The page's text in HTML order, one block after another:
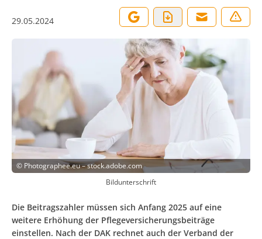
29.05.2024
© Photographee.eu – stock.adobe.com
Bildunterschrift
Die Beitragszahler müssen sich Anfang 2025 auf eine
weitere Erhöhung der Pflegeversicherungsbeiträge
einstellen. Nach der DAK rechnet auch der Verband der